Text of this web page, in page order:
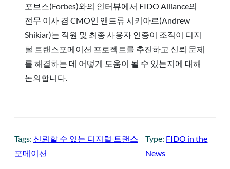
포브스(Forbes)와의 인터뷰에서 FIDO Alliance의
전무 이사 겸 CMO인 앤드류 시키아르(Andrew
Shikiar)는 직원 및 최종 사용자 인증이 조직이 디지
털 트랜스포메이션 프로젝트를 추진하고 신뢰 문제
를 해결하는 데 어떻게 도움이 될 수 있는지에 대해
논의합니다.
Tags: 신뢰할 수 있는 디지털 트랜스
포메이션
Type: FIDO in the
News